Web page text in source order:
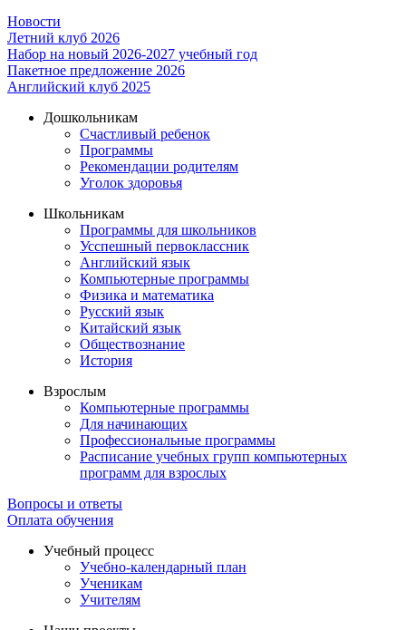
Новости
Летний клуб 2026
Набор на новый 2026-2027 учебный год
Пакетное предложение 2026
Английский клуб 2025
Дошкольникам
Счастливый ребенок
Программы
Рекомендации родителям
Уголок здоровья
Школьникам
Программы для школьников
Усспешный первоклассник
Английский язык
Компьютерные программы
Физика и математика
Русский язык
Китайский язык
Обществознание
История
Взрослым
Компьютерные программы
Для начинающих
Профессиональные программы
Расписание учебных групп компьютерных
программ для взрослых
Вопросы и ответы
Оплата обучения
Учебный процесс
Учебно-календарный план
Ученикам
Учителям